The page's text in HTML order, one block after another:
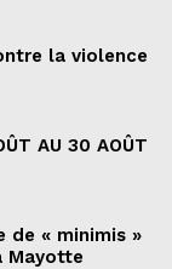
la violence
AU 30 AOÛT
de « minimis »
Mayotte